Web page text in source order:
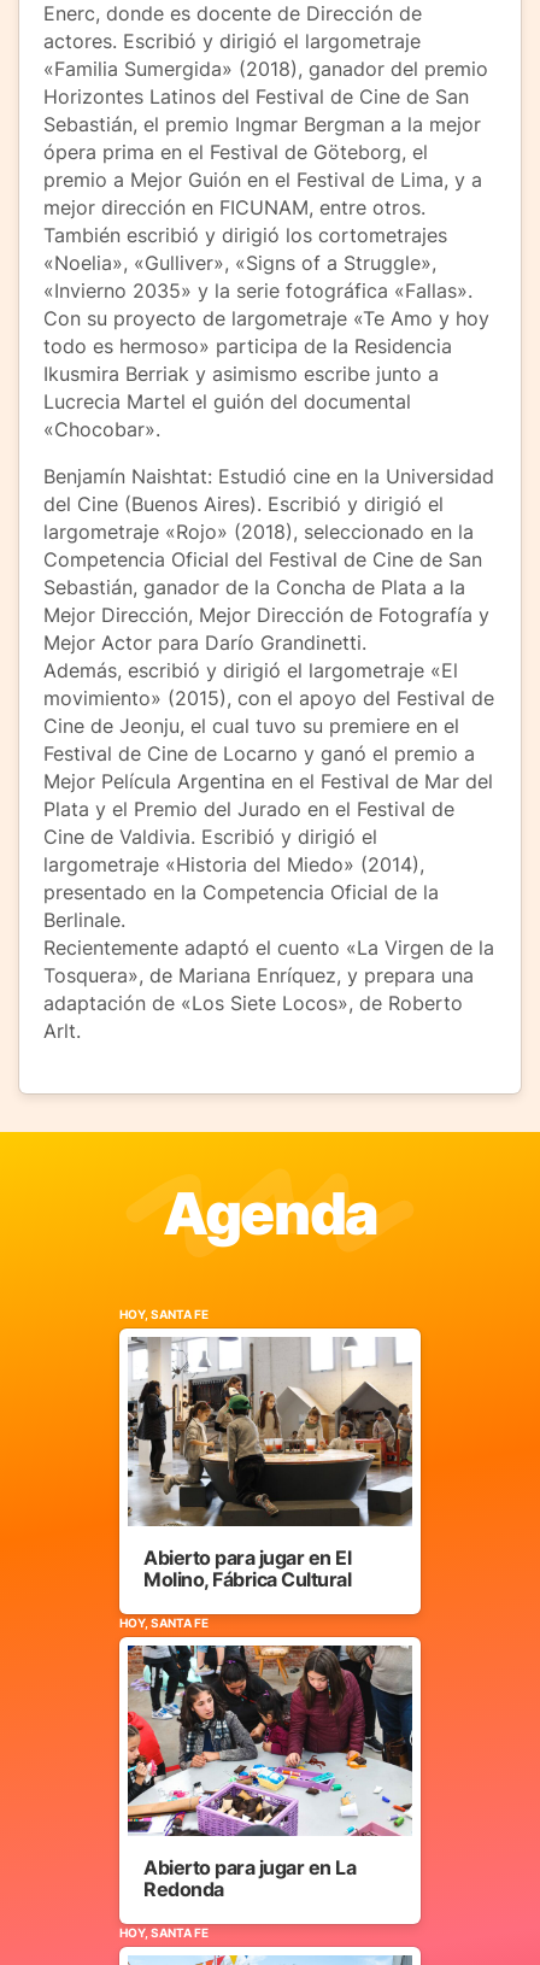
Enerc, donde es docente de Dirección de
actores. Escribió y dirigió el largometraje
«Familia Sumergida» (2018), ganador del premio
Horizontes Latinos del Festival de Cine de San
Sebastián, el premio Ingmar Bergman a la mejor
ópera prima en el Festival de Göteborg, el
premio a Mejor Guión en el Festival de Lima, y a
mejor dirección en FICUNAM, entre otros.
También escribió y dirigió los cortometrajes
«Noelia», «Gulliver», «Signs of a Struggle»,
«Invierno 2035» y la serie fotográfica «Fallas».
Con su proyecto de largometraje «Te Amo y hoy
todo es hermoso» participa de la Residencia
Ikusmira Berriak y asimismo escribe junto a
Lucrecia Martel el guión del documental
«Chocobar».
Benjamín Naishtat: Estudió cine en la Universidad
del Cine (Buenos Aires). Escribió y dirigió el
largometraje «Rojo» (2018), seleccionado en la
Competencia Oficial del Festival de Cine de San
Sebastián, ganador de la Concha de Plata a la
Mejor Dirección, Mejor Dirección de Fotografía y
Mejor Actor para Darío Grandinetti.
Además, escribió y dirigió el largometraje «El
movimiento» (2015), con el apoyo del Festival de
Cine de Jeonju, el cual tuvo su premiere en el
Festival de Cine de Locarno y ganó el premio a
Mejor Película Argentina en el Festival de Mar del
Plata y el Premio del Jurado en el Festival de
Cine de Valdivia. Escribió y dirigió el
largometraje «Historia del Miedo» (2014),
presentado en la Competencia Oficial de la
Berlinale.
Recientemente adaptó el cuento «La Virgen de la
Tosquera», de Mariana Enríquez, y prepara una
adaptación de «Los Siete Locos», de Roberto
Arlt.
Agenda
HOY, SANTA FE
Abierto para jugar en El
Molino, Fábrica Cultural
HOY, SANTA FE
Abierto para jugar en La
Redonda
HOY, SANTA FE